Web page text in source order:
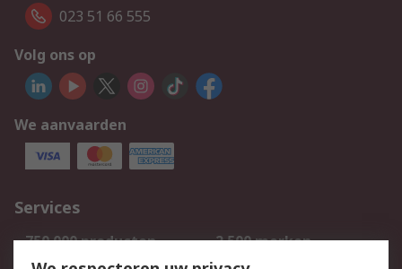
023 51 66 555
Volg ons op
We aanvaarden
Services
750.000 producten
2.500 merken